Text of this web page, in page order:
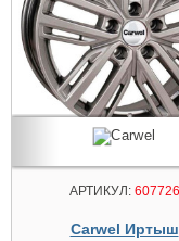
АРТИКУЛ:607726
Carwel Иртыш